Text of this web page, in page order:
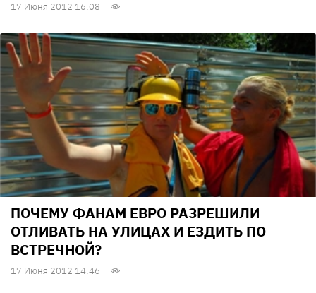
17 Июня 2012 16:08
ПОЧЕМУ ФАНАМ ЕВРО РАЗРЕШИЛИ
ОТЛИВАТЬ НА УЛИЦАХ И ЕЗДИТЬ ПО
ВСТРЕЧНОЙ?
17 Июня 2012 14:46